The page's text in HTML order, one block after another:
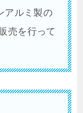
アルミ製の
売を行って